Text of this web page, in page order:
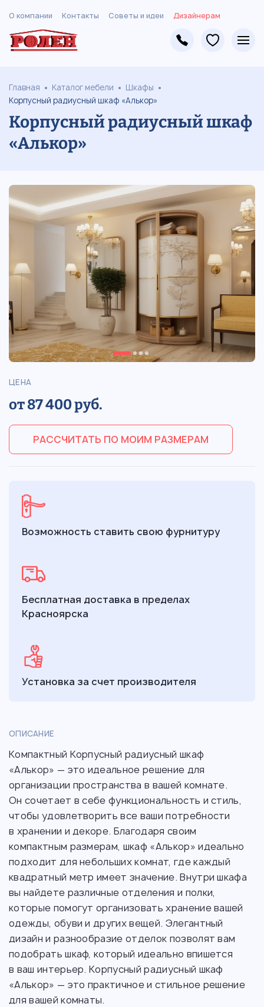
О компании Контакты Советы и идеи Дизайнерам
Главная Каталог мебели
Шкафы
Корпусный радиусный шкаф «Алькор»
Корпусный радиусный шкаф
«Алькор»
ЦЕНА
от 87 400 руб.
РАССЧИТАТЬ ПО МОИМ РАЗМЕРАМ
Возможность ставить свою фурнитуру
Бесплатная доставка в пределах
Красноярска
Установка за счет производителя
ОПИСАНИЕ
Компактный Корпусный радиусный шкаф
«Алькор» — это идеальное решение для
организации пространства в вашей комнате.
Он сочетает в себе функциональность и стиль,
чтобы удовлетворить все ваши потребности
в хранении и декоре. Благодаря своим
компактным размерам, шкаф «Алькор» идеально
подходит для небольших комнат, где каждый
квадратный метр имеет значение. Внутри шкафа
вы найдете различные отделения и полки,
которые помогут организовать хранение вашей
одежды, обуви и других вещей. Элегантный
дизайн и разнообразие отделок позволят вам
подобрать шкаф, который идеально впишется
в ваш интерьер. Корпусный радиусный шкаф
«Алькор» — это практичное и стильное решение
для вашей комнаты.